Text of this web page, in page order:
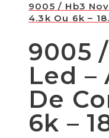
9005 / Hb3
4.3k Ou 6k –
9005
Led –
De
6k –